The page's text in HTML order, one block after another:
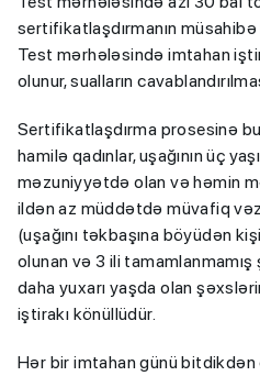
sertifikatlaşdırmanın müsahibə
Test mərhələsində imtahan
olunur, sualların
Sertifikatlaşdırma prosesinə
hamilə qadınlar, uşağının üç
məzuniyyətdə olan və həmin
ildən az müddətdə müvafiq
(uşağını təkbaşına böyüdən
olunan və 3 ili
daha yuxarı yaşda olan
iştirakı könüllüdür.
Hər bir imtahan günü